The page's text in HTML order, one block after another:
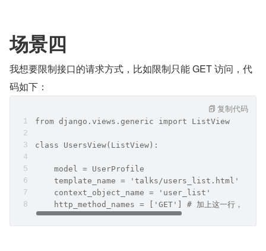
场景四
我想要限制接口的请求方式，比如限制只能 GET 访问，代
码如下：
from django.views.generic import ListView
class UsersView(ListView):
    model = UserProfile
    template_name = 'talks/users_list.html'
    context_object_name = 'user_list'
http_method_names = ['GET'] # 加上这一行，告知允
复制代码